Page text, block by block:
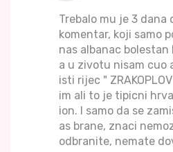
Trebalo mu je 3 dana
komentar, koji samo
nas albanac bolestan
a u zivotu nisam cuo
isti rijec "
im ali to je tipicni
ion. I samo da se
as brane, znaci
odbranite, nemate